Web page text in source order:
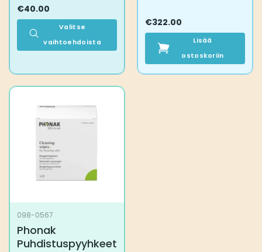
€40.00
Valitse
vaihtoehdoista
muunnelma.
tehdä
valinnat
tuotteen
sivulla.
€322.00
Lisää
ostoskoriin
098-0567
Phonak
Puhdistuspyyhkeet